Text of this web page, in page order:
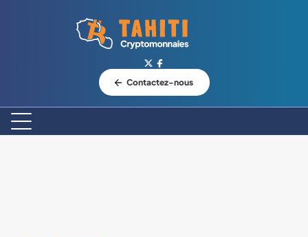
Logo Tahiti-Cryptomonnaies.com
Contactez-nous